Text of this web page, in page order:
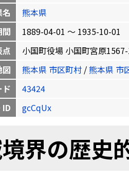
熊本県
間
1889-04-01 〜 1935-10-01
点
小国町役場 小国町宮原
図
熊本県 市区町村 /熊本県 市
43424
ID
gcCqUx
界の歴史